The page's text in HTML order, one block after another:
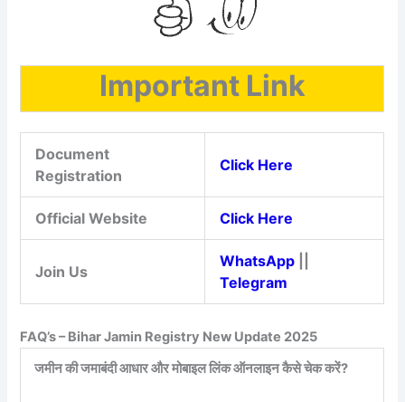
Important Link
Document
Registration
Click Here
Official Website Click Here
Join Us
WhatsApp
Telegram
FAQ’s – Bihar Jamin Registry New Update 2025
जमीन की जमाबंदी आधार और मोबाइल लिंक ऑनलाइन कैसे चेक करें?